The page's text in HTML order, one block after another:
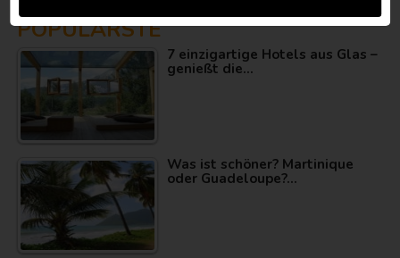
POPULÄRSTE
7 einzigartige Hotels aus Glas –
genießt die…
Was ist schöner? Martinique
oder Guadeloupe?…